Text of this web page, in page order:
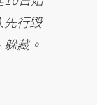
先行毀
藏。